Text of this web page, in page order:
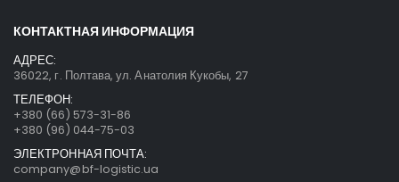
КОНТАКТНАЯ ИНФОРМАЦИЯ
АДРЕС:
36022, г. Полтава, ул. Анатолия Кукобы, 27
ТЕЛЕФОН:
+380 (66) 573-31-86
+380 (96) 044-75-03
ЭЛЕКТРОННАЯ ПОЧТА:
company@bf-logistic.ua